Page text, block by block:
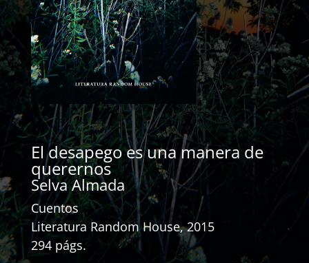
El desapego es una manera de
querernos
Selva Almada
Cuentos
Literatura Random House, 2015
294 págs.